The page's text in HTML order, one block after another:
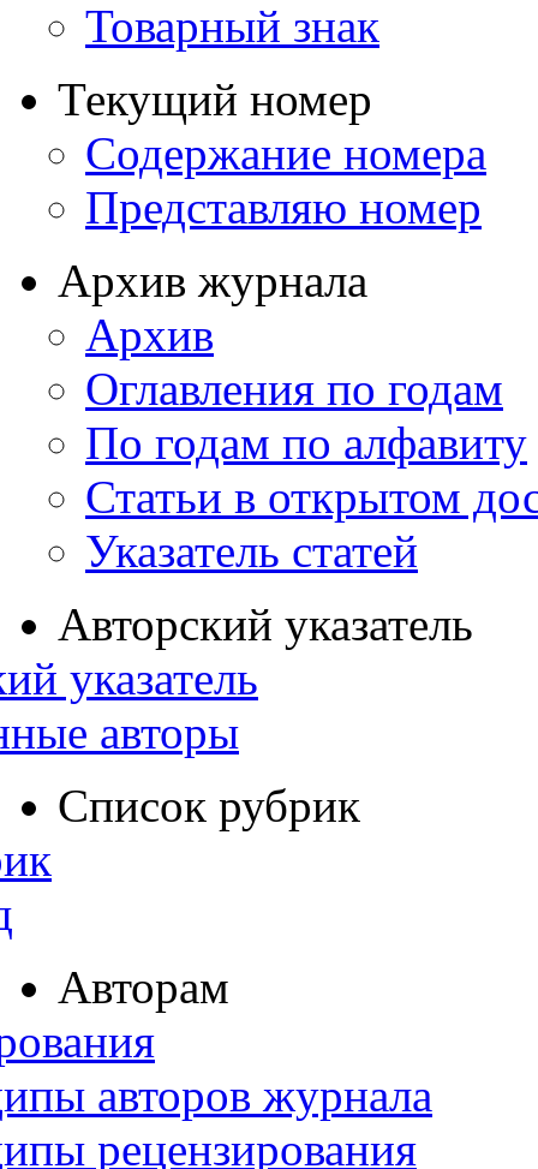
Товарный знак
Текущий номер
Содержание номера
Представляю номер
Архив журнала
Архив
Оглавления по годам
По годам по алфавиту
Статьи в открытом
Указатель статей
Авторский указатель
указатель
авторы
Список рубрик
Авторам
авторов журнала
рецензирования